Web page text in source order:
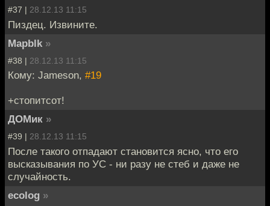
#37 | 28.12.13 11:15
Пиздец. Извините.
Mapblk »
#38 | 28.12.13 11:15
Кому: Jameson, #19
+стопитсот!
ДОМик »
#39 | 28.12.13 11:15
После такого отпадают становится ясно, что его
высказывания по УС - ни разу не стеб и даже не
случайность.
ecolog »